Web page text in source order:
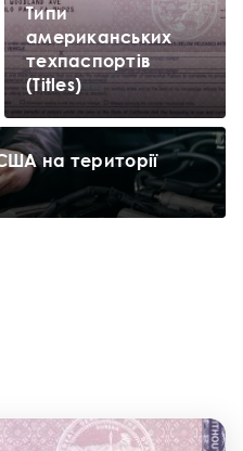
Типи
американських
техпаспортів
(Titles)
на території